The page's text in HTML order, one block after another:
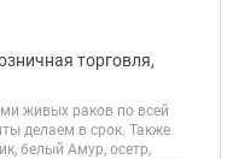
торговля,
живых раков по всей
делаем в срок. Также
белый Амур, осетр,